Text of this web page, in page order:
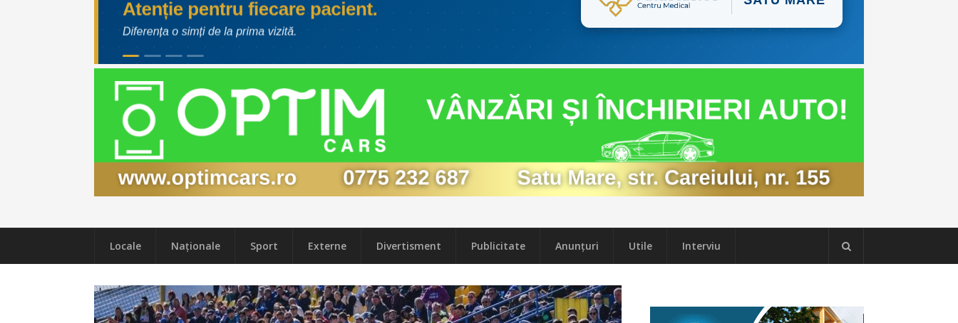
Locale Naţionale Sport Externe Divertisment Publicitate Anunțuri Utile Interviu